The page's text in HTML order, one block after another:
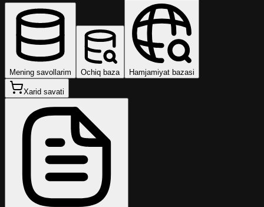
Mening savollarim Ochiq baza Hamjamiyat bazasi
Xarid savati